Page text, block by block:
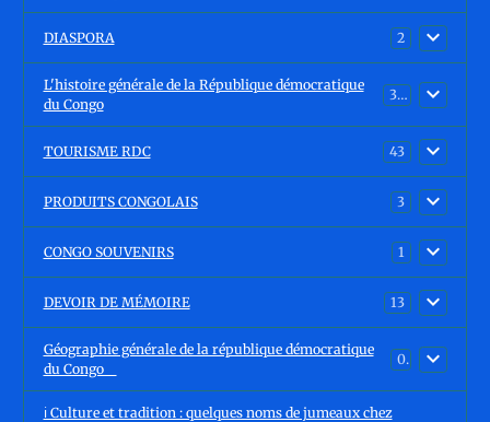
DIASPORA 2
L'histoire générale de la République démocratique
du Congo
30
TOURISME RDC 43
PRODUITS CONGOLAIS 3
CONGO SOUVENIRS 1
DEVOIR DE MÉMOIRE 13
Géographie générale de la république démocratique
du Congo
0
ℹ️ Culture et tradition : quelques noms de jumeaux chez